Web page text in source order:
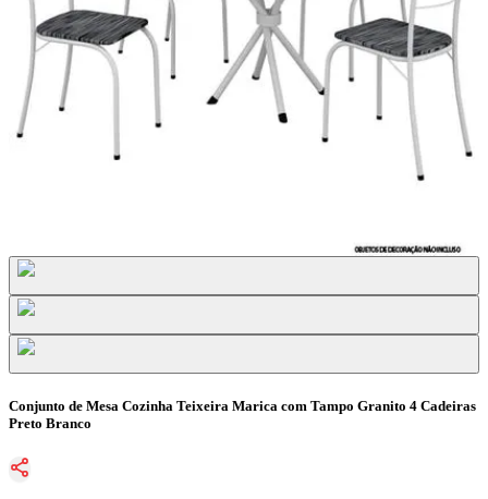
Conjunto de Mesa Cozinha Teixeira Marica com Tampo Granito 4 Cadeiras
Preto Branco